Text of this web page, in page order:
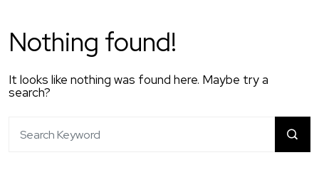
Nothing found!
It looks like nothing was found here. Maybe try a
search?